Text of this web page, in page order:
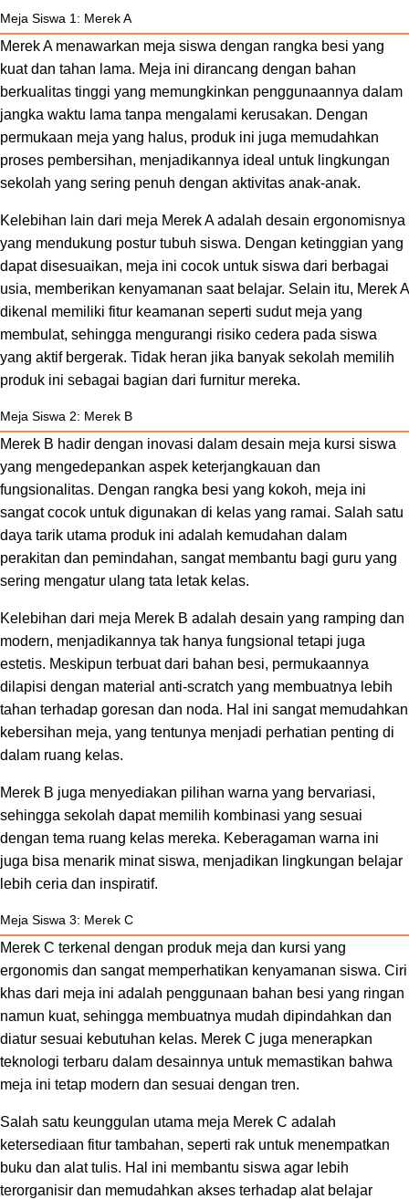
Meja Siswa 1: Merek A
Merek A menawarkan meja siswa dengan rangka besi yang
kuat dan tahan lama. Meja ini dirancang dengan bahan
berkualitas tinggi yang memungkinkan penggunaannya dalam
jangka waktu lama tanpa mengalami kerusakan. Dengan
permukaan meja yang halus, produk ini juga memudahkan
proses pembersihan, menjadikannya ideal untuk lingkungan
sekolah yang sering penuh dengan aktivitas anak-anak.
Kelebihan lain dari meja Merek A adalah desain ergonomisnya
yang mendukung postur tubuh siswa. Dengan ketinggian yang
dapat disesuaikan, meja ini cocok untuk siswa dari berbagai
usia, memberikan kenyamanan saat belajar. Selain itu, Merek A
dikenal memiliki fitur keamanan seperti sudut meja yang
membulat, sehingga mengurangi risiko cedera pada siswa
yang aktif bergerak. Tidak heran jika banyak sekolah memilih
produk ini sebagai bagian dari furnitur mereka.
Meja Siswa 2: Merek B
Merek B hadir dengan inovasi dalam desain meja kursi siswa
yang mengedepankan aspek keterjangkauan dan
fungsionalitas. Dengan rangka besi yang kokoh, meja ini
sangat cocok untuk digunakan di kelas yang ramai. Salah satu
daya tarik utama produk ini adalah kemudahan dalam
perakitan dan pemindahan, sangat membantu bagi guru yang
sering mengatur ulang tata letak kelas.
Kelebihan dari meja Merek B adalah desain yang ramping dan
modern, menjadikannya tak hanya fungsional tetapi juga
estetis. Meskipun terbuat dari bahan besi, permukaannya
dilapisi dengan material anti-scratch yang membuatnya lebih
tahan terhadap goresan dan noda. Hal ini sangat memudahkan
kebersihan meja, yang tentunya menjadi perhatian penting di
dalam ruang kelas.
Merek B juga menyediakan pilihan warna yang bervariasi,
sehingga sekolah dapat memilih kombinasi yang sesuai
dengan tema ruang kelas mereka. Keberagaman warna ini
juga bisa menarik minat siswa, menjadikan lingkungan belajar
lebih ceria dan inspiratif.
Meja Siswa 3: Merek C
Merek C terkenal dengan produk meja dan kursi yang
ergonomis dan sangat memperhatikan kenyamanan siswa. Ciri
khas dari meja ini adalah penggunaan bahan besi yang ringan
namun kuat, sehingga membuatnya mudah dipindahkan dan
diatur sesuai kebutuhan kelas. Merek C juga menerapkan
teknologi terbaru dalam desainnya untuk memastikan bahwa
meja ini tetap modern dan sesuai dengan tren.
Salah satu keunggulan utama meja Merek C adalah
ketersediaan fitur tambahan, seperti rak untuk menempatkan
buku dan alat tulis. Hal ini membantu siswa agar lebih
terorganisir dan memudahkan akses terhadap alat belajar